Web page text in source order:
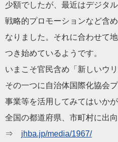
少額でしたが、最近はデジタ
戦略的プロモーションなど含
なりました。それに合わせて
つき始めているようです。
いまこそ官民含め「新しいウ
その一つに自治体国際化協会
事業等を活用してみてはいか
全国の都道府県、市町村に出向
⇒ jhba.jp/media/1967/